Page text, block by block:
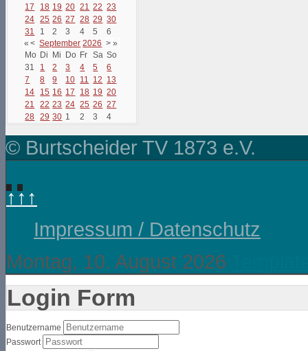
17
18 19 20 21 22 23
24 25 26 27 28 29 30
31
1 2 3 4 5
6
« < September 2026 > »
Mo Di Mi Do Fr Sa So
31
1 2 3 4 5
6
7
8 9 10 11 12 13
14
15 16 17 18 19 20
21
22 23 24 25 26 27
28 29 30 1 2 3 4
© Burtscheider TV 1873 e.V.
↑↑↑
Impressum / Datenschutz
Montag, 10. August 2026
Login Form
Benutzername
Passwort